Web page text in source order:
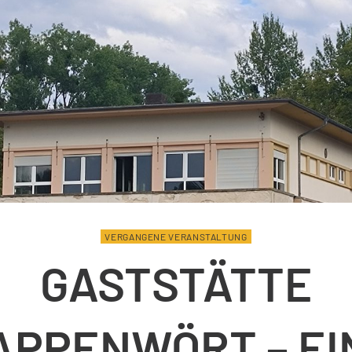
VERGANGENE VERANSTALTUNG
GASTSTÄTTE